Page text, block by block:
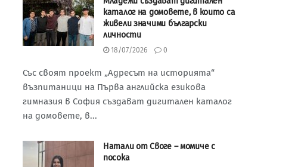
каталог на домовете, в които са
живели значими български
личности
18/07/2026 0
Със своят проект „Адресът на историята“
възпитаници на Първа английска езикова
гимназия в София създават дигитален каталог
на домовете, в...
Натали от Своге – момиче с
посока